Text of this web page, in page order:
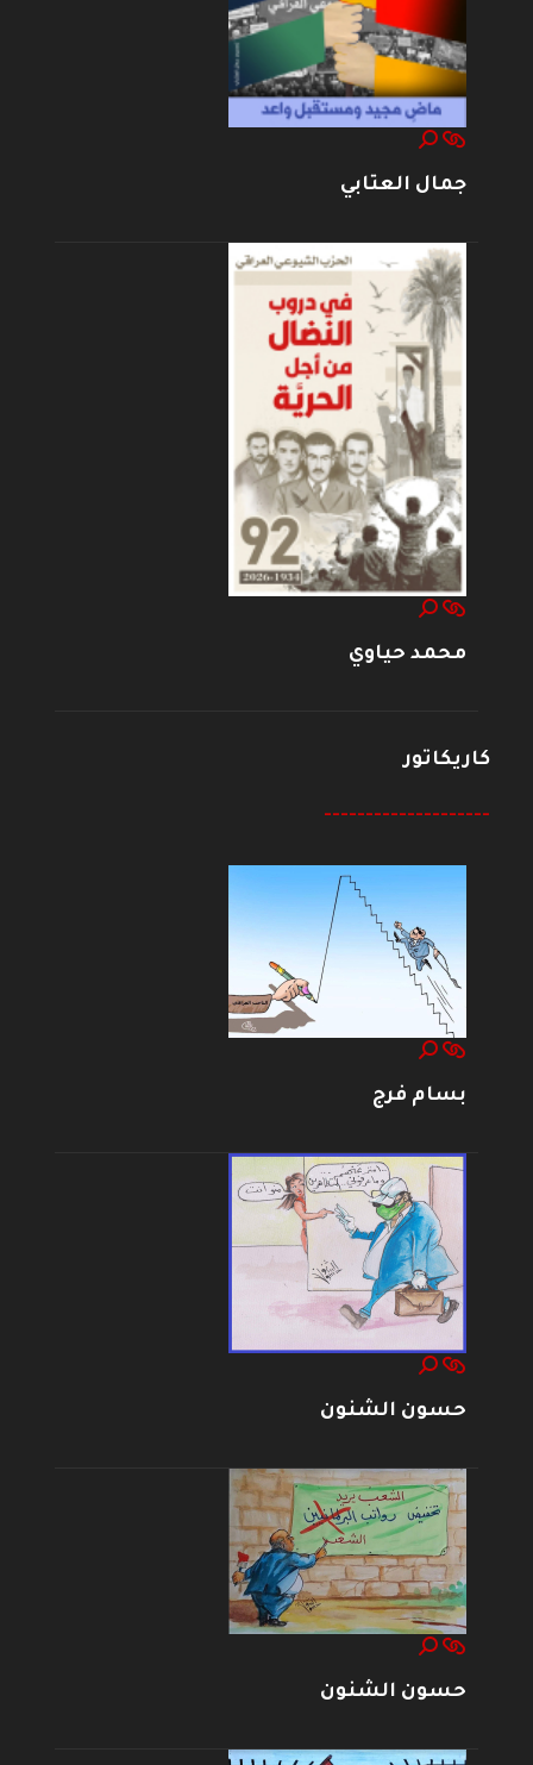
جمال العتابي
محمد حياوي
كاريكاتور
--------------------
بسام فرج
حسون الشنون
حسون الشنون